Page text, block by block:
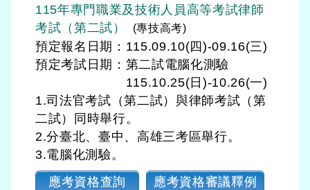
115年專門職業及技術人員高等考試律師
考試（第二試）
(專技高考)
預定報名日期：115.09.10(四)-09.16(三)
預定考試日期： 第二試電腦化測驗
115.10.25(日)-10.26(一)
1.司法官考試（第二試）與律師考試（第
二試）同時舉行。
2.分臺北、臺中、高雄三考區舉行。
3.電腦化測驗。
應考資格查詢
應考資格審議釋例